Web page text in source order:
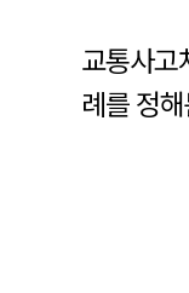
교통사고
례를 정